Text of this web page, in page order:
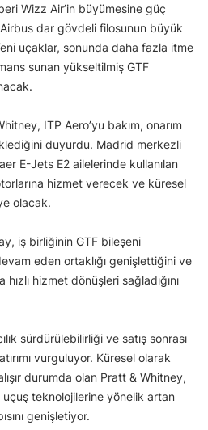
Wizz Air’in büyümesine güç
dar gövdeli filosunun büyük
uçaklar, sonunda daha fazla itme
sunan yükseltilmiş GTF
ITP Aero’yu bakım, onarım
duyurdu. Madrid merkezli
E-Jets E2 ailelerinde kullanılan
hizmet verecek ve küresel
olacak.
iş birliğinin GTF bileşeni
eden ortaklığı genişlettiğini ve
hizmet dönüşleri sağladığını
sürdürülebilirliği ve satış sonrası
vurguluyor. Küresel olarak
durumda olan Pratt & Whitney,
teknolojilerine yönelik artan
genişletiyor.